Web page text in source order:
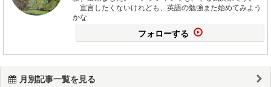
宣言したくないけれども、英語の勉強また始めてみよう
かな
フォローする
月別記事一覧を見る